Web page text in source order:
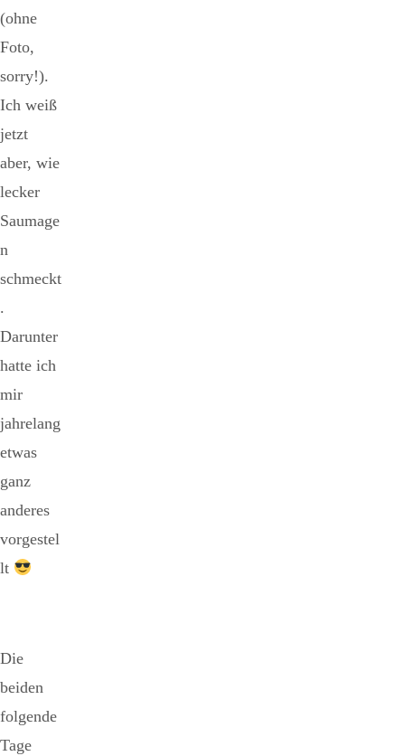
(ohne
Foto,
sorry!).
Ich weiß
jetzt
aber, wie
lecker
Saumage
n
schmeckt
.
Darunter
hatte ich
mir
jahrelang
etwas
ganz
anderes
vorgestel
lt
Die
beiden
folgende
Tage